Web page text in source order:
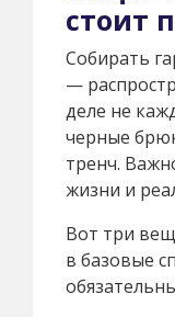
стоит
Собирать
—
деле не
черные
тренч.
жизни и
Вот три
в базовые